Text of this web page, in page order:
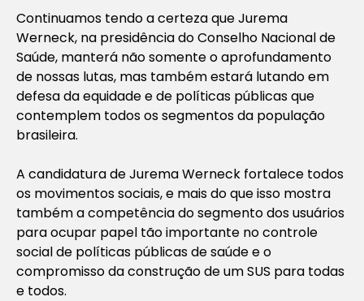
Continuamos tendo a certeza que Jurema
Werneck, na presidência do Conselho Nacional de
Saúde, manterá não somente o aprofundamento
de nossas lutas, mas também estará lutando em
defesa da equidade e de políticas públicas que
contemplem todos os segmentos da população
brasileira.
A candidatura de Jurema Werneck fortalece todos
os movimentos sociais, e mais do que isso mostra
também a competência do segmento dos usuários
para ocupar papel tão importante no controle
social de políticas públicas de saúde e o
compromisso da construção de um SUS para todas
e todos.